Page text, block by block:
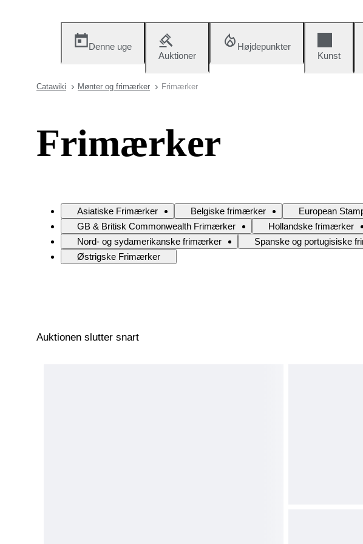
Denne uge
Auktioner
Højdepunkter
Kunst
Catawiki Mønter og frimærker Frimærker
Frimærker
Asiatiske Frimærker Belgiske frimærker European
GB & Britisk Commonwealth Frimærker
Hollandske frimærker
Nord- og sydamerikanske frimærker
Spanske og portugisiske
Østrigske Frimærker
Auktionen slutter snart